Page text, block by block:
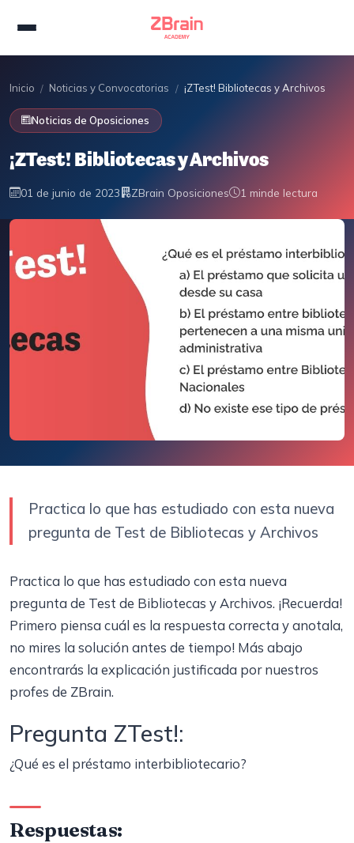
Inicio / Noticias y Convocatorias / ¡ZTest! Bibliotecas y Archivos
Noticias de Oposiciones
¡ZTest! Bibliotecas y Archivos
01 de junio de 2023 ZBrain Oposiciones 1 minde lectura
Practica lo que has estudiado con esta nueva
pregunta de Test de Bibliotecas y Archivos
Practica lo que has estudiado con esta nueva
pregunta de Test de Bibliotecas y Archivos. ¡Recuerda!
Primero piensa cuál es la respuesta correcta y anotala,
no mires la solución antes de tiempo! Más abajo
encontrarás la explicación justificada por nuestros
profes de ZBrain.
Pregunta ZTest!:
¿Qué es el préstamo interbibliotecario?
Respuestas: